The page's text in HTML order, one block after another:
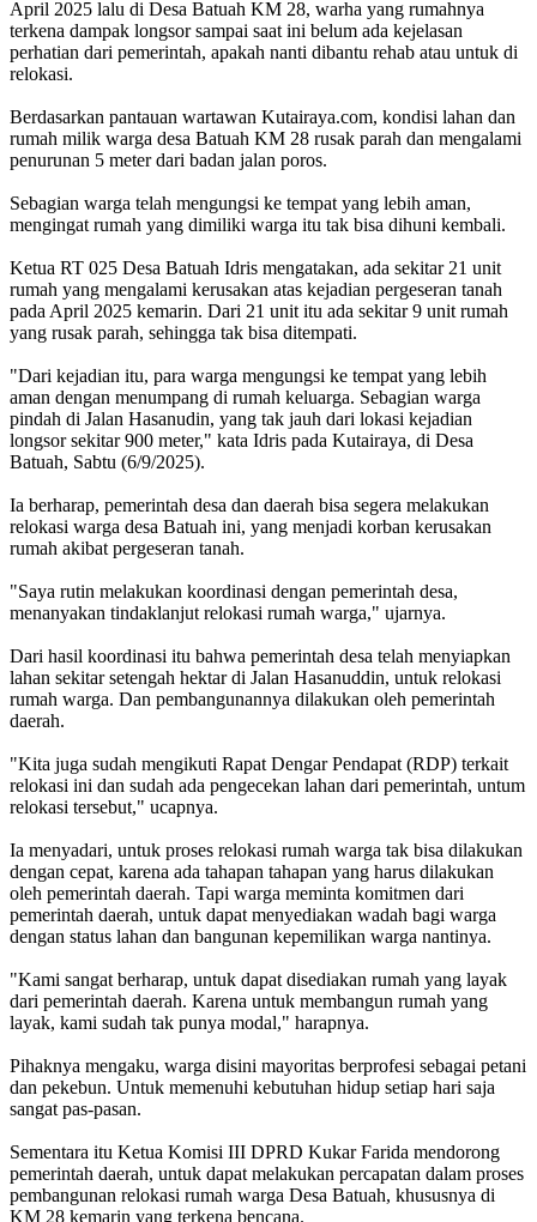
April 2025 lalu di Desa Batuah KM 28, warha yang rumahnya
terkena dampak longsor sampai saat ini belum ada kejelasan
perhatian dari pemerintah, apakah nanti dibantu rehab atau untuk di
relokasi.
Berdasarkan pantauan wartawan Kutairaya.com, kondisi lahan dan
rumah milik warga desa Batuah KM 28 rusak parah dan mengalami
penurunan 5 meter dari badan jalan poros.
Sebagian warga telah mengungsi ke tempat yang lebih aman,
mengingat rumah yang dimiliki warga itu tak bisa dihuni kembali.
Ketua RT 025 Desa Batuah Idris mengatakan, ada sekitar 21 unit
rumah yang mengalami kerusakan atas kejadian pergeseran tanah
pada April 2025 kemarin. Dari 21 unit itu ada sekitar 9 unit rumah
yang rusak parah, sehingga tak bisa ditempati.
"Dari kejadian itu, para warga mengungsi ke tempat yang lebih
aman dengan menumpang di rumah keluarga. Sebagian warga
pindah di Jalan Hasanudin, yang tak jauh dari lokasi kejadian
longsor sekitar 900 meter," kata Idris pada Kutairaya, di Desa
Batuah, Sabtu (6/9/2025).
Ia berharap, pemerintah desa dan daerah bisa segera melakukan
relokasi warga desa Batuah ini, yang menjadi korban kerusakan
rumah akibat pergeseran tanah.
"Saya rutin melakukan koordinasi dengan pemerintah desa,
menanyakan tindaklanjut relokasi rumah warga," ujarnya.
Dari hasil koordinasi itu bahwa pemerintah desa telah menyiapkan
lahan sekitar setengah hektar di Jalan Hasanuddin, untuk relokasi
rumah warga. Dan pembangunannya dilakukan oleh pemerintah
daerah.
"Kita juga sudah mengikuti Rapat Dengar Pendapat (RDP) terkait
relokasi ini dan sudah ada pengecekan lahan dari pemerintah, untum
relokasi tersebut," ucapnya.
Ia menyadari, untuk proses relokasi rumah warga tak bisa dilakukan
dengan cepat, karena ada tahapan tahapan yang harus dilakukan
oleh pemerintah daerah. Tapi warga meminta komitmen dari
pemerintah daerah, untuk dapat menyediakan wadah bagi warga
dengan status lahan dan bangunan kepemilikan warga nantinya.
"Kami sangat berharap, untuk dapat disediakan rumah yang layak
dari pemerintah daerah. Karena untuk membangun rumah yang
layak, kami sudah tak punya modal," harapnya.
Pihaknya mengaku, warga disini mayoritas berprofesi sebagai petani
dan pekebun. Untuk memenuhi kebutuhan hidup setiap hari saja
sangat pas-pasan.
Sementara itu Ketua Komisi III DPRD Kukar Farida mendorong
pemerintah daerah, untuk dapat melakukan percapatan dalam proses
pembangunan relokasi rumah warga Desa Batuah, khususnya di
KM 28 kemarin yang terkena bencana.